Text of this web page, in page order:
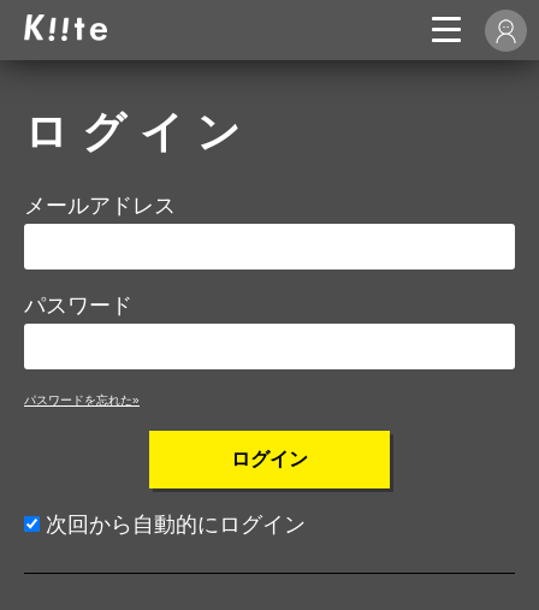
ログイン
メールアドレス
パスワード
パスワードを忘れた»
ログイン
次回から自動的にログイン